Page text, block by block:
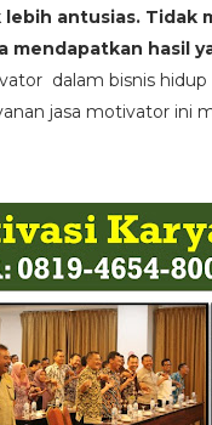
antusias. Tidak
mendapatkan hasil
dalam bisnis
jasa motivator ini